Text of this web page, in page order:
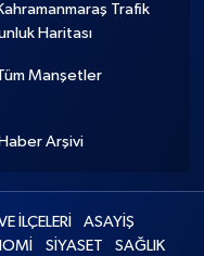
Trafik
Haritası
Manşetler
Haber Arşivi
İLÇELERİ
ASAYİŞ
SİYASET SAĞLIK